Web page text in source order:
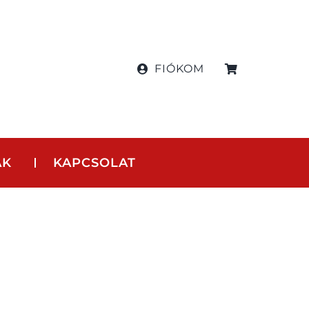
FIÓKOM
KAPCSOLAT